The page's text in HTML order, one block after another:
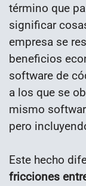
término que
significar
empresa se
beneficios
software de
a los que se
mismo
pero
Este hecho
fricciones